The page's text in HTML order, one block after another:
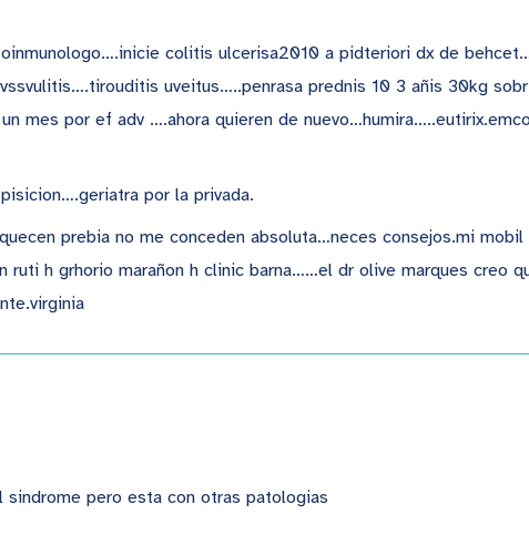
colitis ulcerisa2010 a pidteriori dx de
uveitus…..penrasa prednis 10 3 añis 30kg
mes por ef adv ….ahora quieren de
por la privada.
prebia no me conceden absoluta…neces consejos.mi
ruti h grhorio marañon h clinic barna……el dr olive marques creo
pero esta con otras patologias